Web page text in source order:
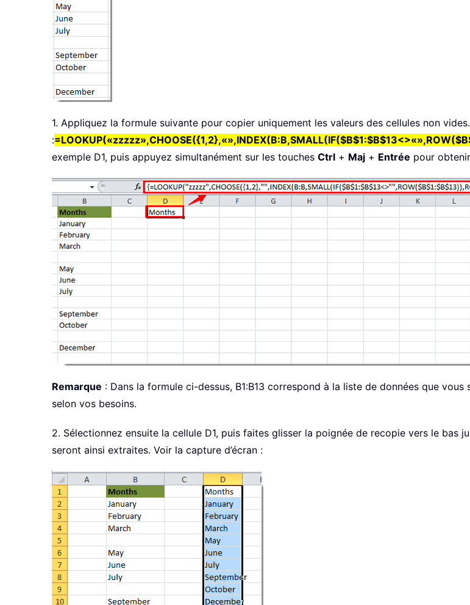
1. Appliquez la formule suivante pour copier uniquement les valeurs des cellules non
:
exemple D1, puis appuyez simultanément sur les touches Ctrl + Maj + Entrée pour
Remarque : Dans la formule ci-dessus, B1:B13 correspond à la liste de données que
selon vos besoins.
2. Sélectionnez ensuite la cellule D1, puis faites glisser la poignée de recopie vers le bas
seront ainsi extraites. Voir la capture d’écran :